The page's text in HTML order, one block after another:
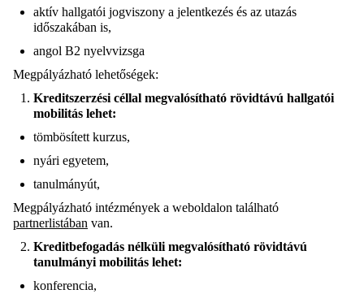
aktív hallgatói jogviszony a jelentkezés és az utazás
időszakában is,
angol B2 nyelvvizsga
Megpályázható lehetőségek:
Kreditszerzési céllal megvalósítható rövidtávú hallgatói
mobilitás lehet:
tömbösített kurzus,
nyári egyetem,
tanulmányút,
Megpályázható intézmények a weboldalon található
partnerlistában van.
Kreditbefogadás nélküli megvalósítható rövidtávú
tanulmányi mobilitás lehet:
konferencia,